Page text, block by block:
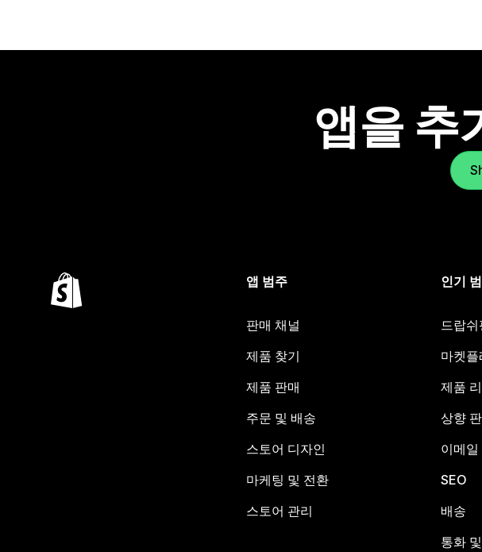
앱을 추
앱 범주
판매 채널
제품 찾기
제품 판매
주문 및 배송
스토어 디자인
마케팅 및 전환
스토어 관리
인기
드랍쉬
마켓
제품
상향
이메일
SEO
배송
통화